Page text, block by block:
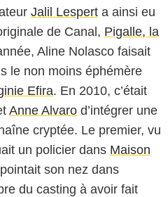
Jalil Lespert a ainsi eu
de Canal, Pigalle, la
Aline Nolasco faisait
le non moins éphémère
Efira. En 2010, c’était
Anne Alvaro d’intégrer une
cryptée. Le premier, vu
un policier dans Maison
son nez dans
du casting à avoir fait